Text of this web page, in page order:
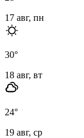
17 авг, пн
30°
18 авг, вт
24°
19 авг, ср